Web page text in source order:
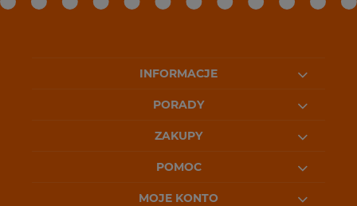
INFORMACJE
PORADY
ZAKUPY
POMOC
MOJE KONTO